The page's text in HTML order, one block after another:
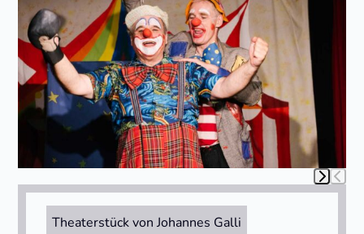
and
right
arrow
keys
to
access
the
carousel
navigation
buttons
escape
Theaterstück von Johannes Galli